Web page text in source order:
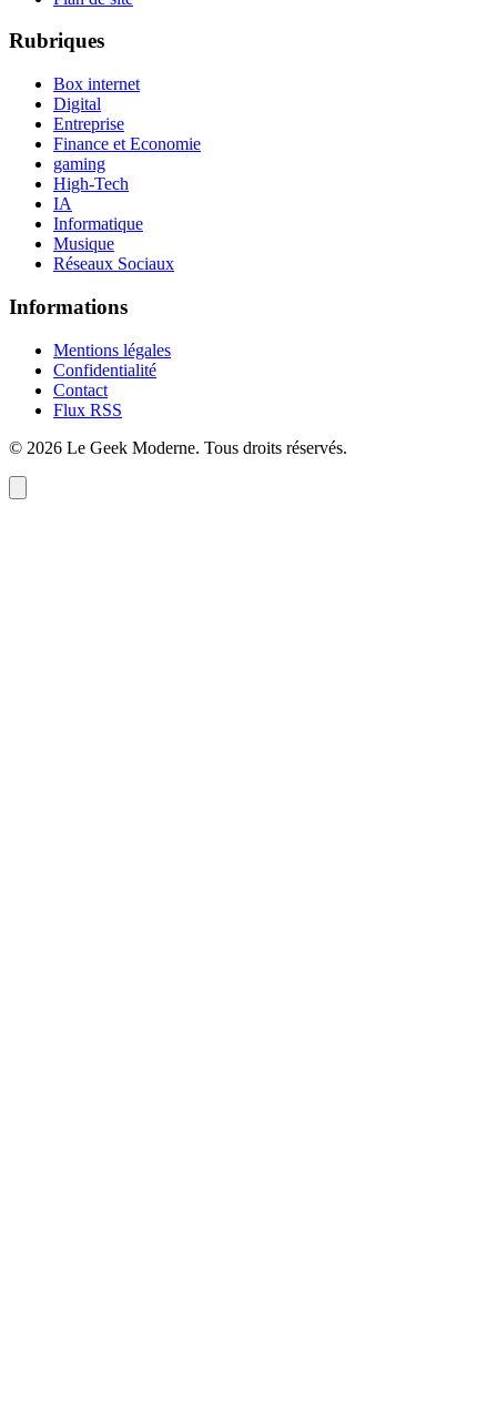
Rubriques
Box internet
Digital
Entreprise
Finance et Economie
gaming
High-Tech
IA
Informatique
Musique
Réseaux Sociaux
Informations
Mentions légales
Confidentialité
Contact
Flux RSS
© 2026 Le Geek Moderne. Tous droits réservés.